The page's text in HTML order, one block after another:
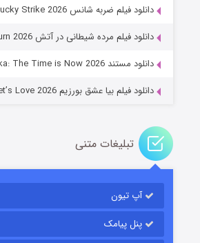
جادوگری در مغولستان
باب اسفنجی فصل ۱۷
قسمت۶ (زیرنویس)
دانلود فیلم ضربه شانس Lucky Strike 2026
دانلود فیلم مرده شیطانی در آتش Evil Dead Burn 2026
دانلود مستند Bukayo Saka: The Time is Now 2026
دانلود فیلم بیا عشق بورزیم Let’s Love 2026
تبلیغات متنی
آپ تیون
پنل پیامک